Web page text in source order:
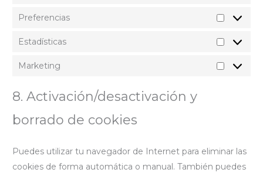
Preferencias
Estadísticas
Marketing
8. Activación/desactivación y
borrado de cookies
Puedes utilizar tu navegador de Internet para eliminar las
cookies de forma automática o manual. También puedes